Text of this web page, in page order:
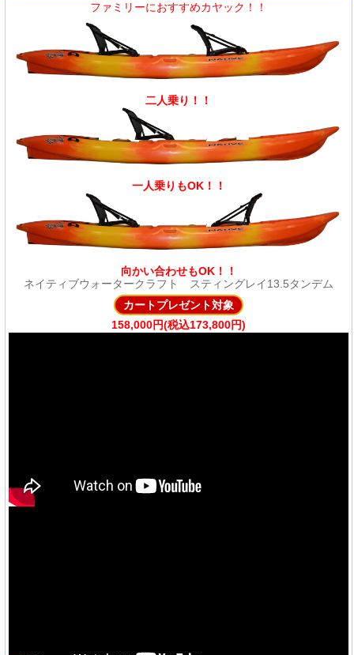
ファミリーにおすすめカヤック！！
二人乗り！！
一人乗りもOK！！
向かい合わせもOK！！
ネイティブウォータークラフト スティングレイ13.5タンデム
カートプレゼント対象
158,000円(税込173,800円)